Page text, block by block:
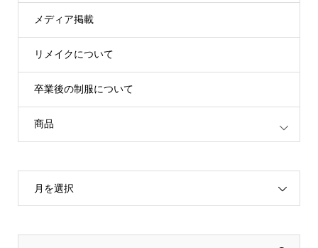
メディア掲載
リメイクについて
卒業後の制服について
商品
月を選択